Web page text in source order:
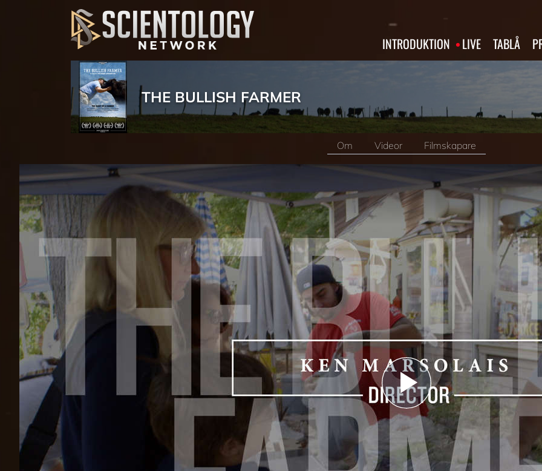
INTRODUKTION LIVE TABLÅ
THE BULLISH FARMER
Om Videor Filmskapare
Play